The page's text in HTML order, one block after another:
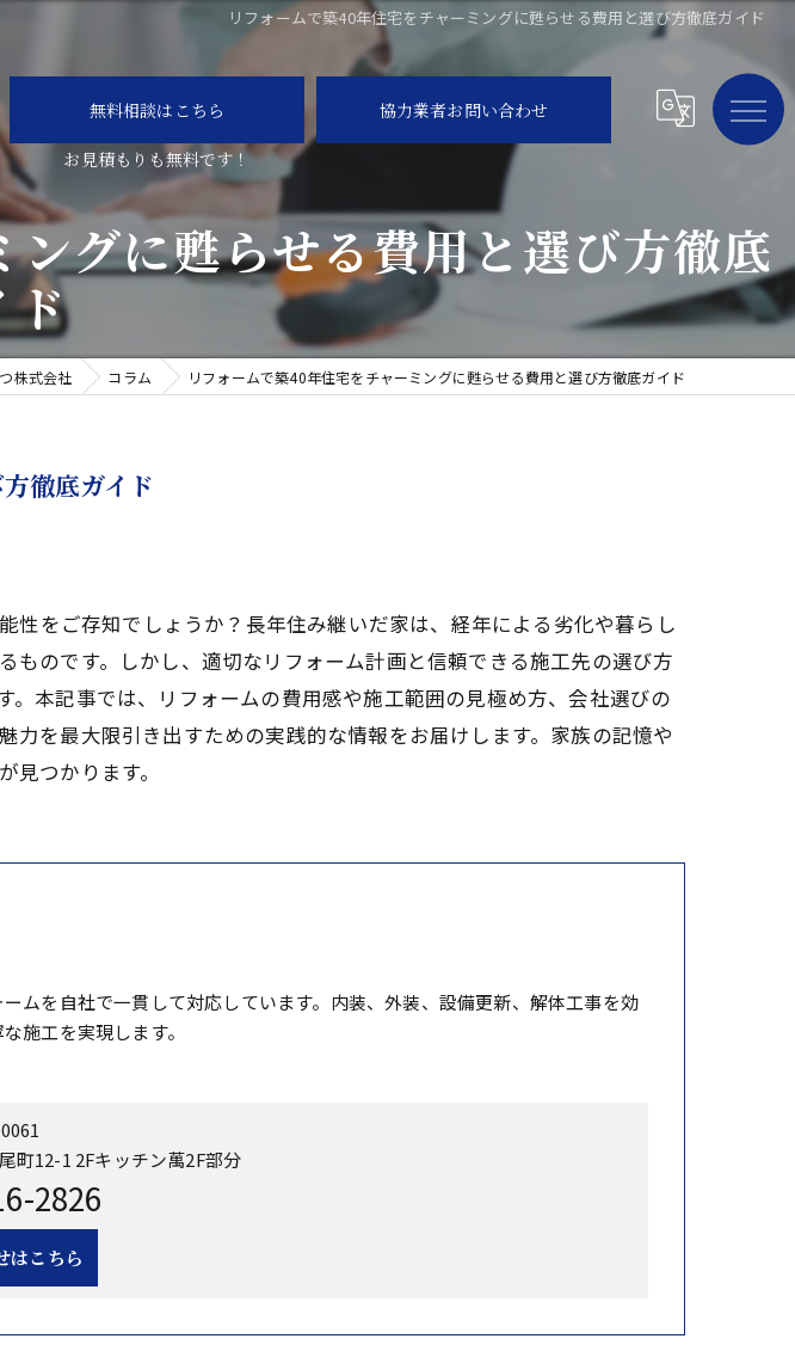
リフォームで築40年住宅をチャーミングに甦らせる費用と選び方徹底ガイド
無料相談はこちら 協力業者お問い合わせ
グに甦らせる費用と選び方徹底
ド
株式会社 コラム リフォームで築40年住宅をチャーミングに甦らせる費用と選び方徹底ガイド
徹底ガイド
をご存知でしょうか？長年住み継いだ家は、経年による劣化や暮らし
のです。しかし、適切なリフォーム計画と信頼できる施工先の選び方
本記事では、リフォームの費用感や施工範囲の見極め方、会社選びの
を最大限引き出すための実践的な情報をお届けします。家族の記憶や
つかります。
ムを自社で一貫して対応しています。内装、外装、設備更新、解体工事を効
施工を実現します。
町12-1 2Fキッチン萬2F部分
2826
はこちら